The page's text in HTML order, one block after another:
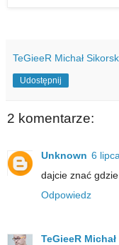
TeGieeR Michał
Udostępnij
2 komentarze:
Unknown 6
dajcie znać
Odpowiedz
TeGieeR